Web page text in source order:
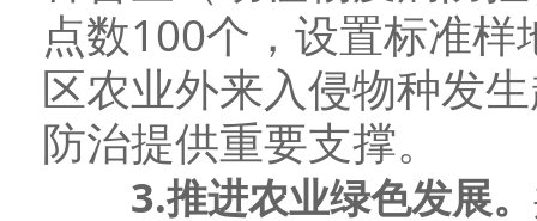
点数100个，设置标准
区农业外来入侵物种发
防治提供重要支撑。
3.推进农业绿色发展。